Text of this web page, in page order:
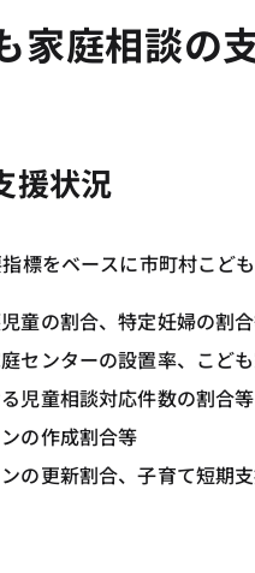
家庭相談の
援状況
標をベースに市町村こど
童の割合、特定妊婦の割
センターの設置率、こど
児童相談対応件数の割合等
の作成割合等
の更新割合、子育て短期